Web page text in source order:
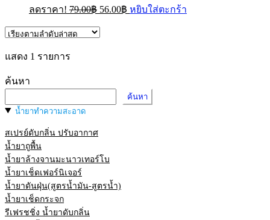
ลดราคา! 79.00฿ Original
price
was:
79.00฿.
56.00฿ Current
price
หยิบใส่ตะกร้า
แสดง 1 รายการ
ค้นหา
ค้นหา
น้ำยาทำความสะอาด
สเปรย์ดับกลิ่น ปรับอากาศ
น้ำยาถูพื้น
น้ำยาล้างจานมะนาวเทอร์โบ
น้ำยาเช็ดเฟอร์นิเจอร์
น้ำยาดันฝุ่น(สูตรน้ำมัน-สูตรน้ำ)
น้ำยาเช็ดกระจก
รีเฟรชชิ่ง น้ำยาดับกลิ่น